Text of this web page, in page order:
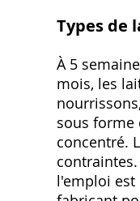
Types de
À 5
mois, les
sous forme
concentré.
l'emploi